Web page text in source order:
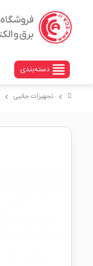
view_headline دسته‌بندی
chevron_right تجهیزات جانبی chevron_right